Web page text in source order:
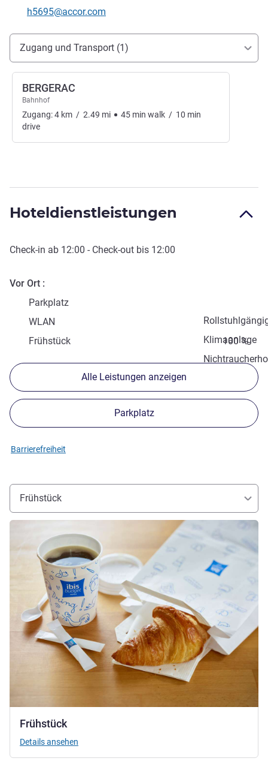
Kontakt-E-Mail
h5695@accor.com
Erreichbarkeit und Anbindung
Zugang und Transport (1)
BERGERAC
Bahnhof
Zugang:4 km / 2.49 mi 45 min walk / 10 min
drive
Hoteldienstleistungen
Check-in ab 12:00 - Check-out bis 12:00
Vor Ort
Parkplatz
WLAN
Klimaanlage
Frühstück
100 %
Alle Leistungen anzeigen
Parkplatz
Barrierefreiheit
Frühstück
Frühstück
Details ansehen
Details ansehen